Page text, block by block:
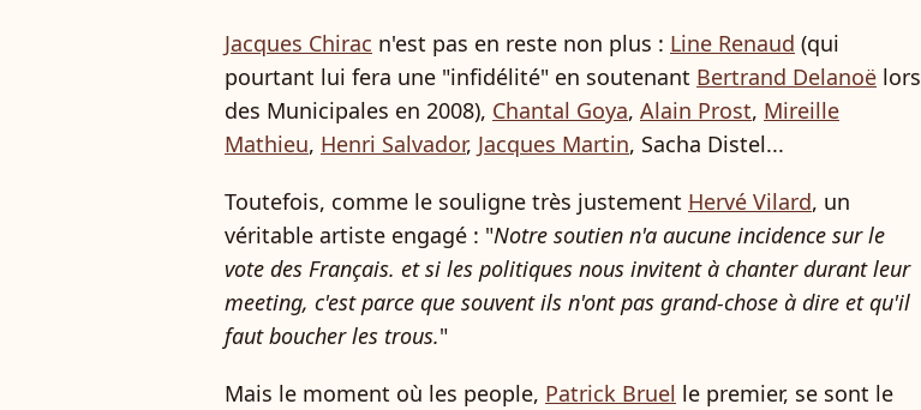
Jacques Chirac n'est pas en reste non plus : Line Renaud (qui
pourtant lui fera une "infidélité" en soutenant Bertrand Delanoë lors
des Municipales en 2008), Chantal Goya, Alain Prost, Mireille
Mathieu, Henri Salvador, Jacques Martin, Sacha Distel...
Toutefois, comme le souligne très justement Hervé Vilard, un
véritable artiste engagé : "Notre soutien n'a aucune incidence sur le
vote des Français. et si les politiques nous invitent à chanter durant leur
meeting, c'est parce que souvent ils n'ont pas grand-chose à dire et qu'il
faut boucher les trous."
Mais le moment où les people, Patrick Bruel le premier, se sont le